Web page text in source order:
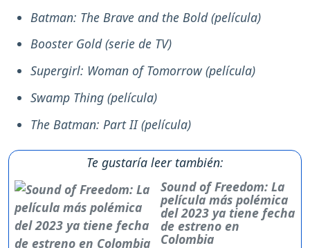
Batman: The Brave and the Bold (película)
Booster Gold (serie de TV)
Supergirl: Woman of Tomorrow (película)
Swamp Thing (película)
The Batman: Part II (película)
Te gustaría leer también:
Sound of Freedom: La
película más polémica
del 2023 ya tiene fecha
de estreno en
Colombia